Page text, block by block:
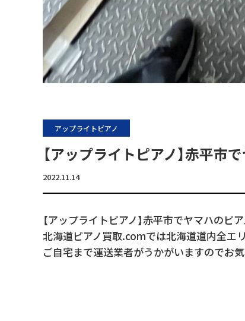
アップライトピアノ
【アップライトピアノ】赤平市
2022.11.14
【アップライトピアノ】赤平市でヤマハのピ
北海道ピアノ買取.comでは北海道道内全エ
ご自宅まで運送業者がうかがいますのでお